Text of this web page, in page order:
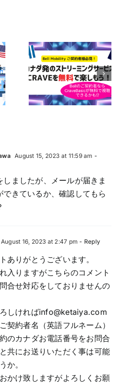
ユ
プ
楽
？
【Bell契約者は1
年間無料！】
Perplexity Pro
AIの利用ガイド
August 15, 2023 at 11:59 am -
しましたが、メールが届きま
できているか、確認してもら
August 16, 2023 at 2:47 pm - Reply
ありがとうございます。
入りますがこちらのコメント
合せ対応をしておりませんの
しければinfo@ketaiya.com
契約者名（英語フルネーム）
のカナダお電話番号をお問合
共にお送りいただく事は可能
か。
かけ致しますがよろしくお願